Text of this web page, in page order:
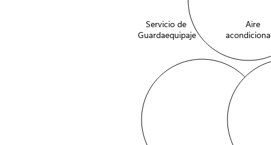
Servicio de
Guardaequipaje
Aire